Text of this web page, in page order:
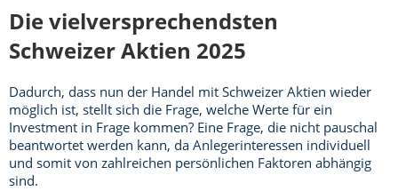
Die vielversprechendsten
Schweizer Aktien 2025
Dadurch, dass nun der Handel mit Schweizer Aktien wieder
möglich ist, stellt sich die Frage, welche Werte für ein
Investment in Frage kommen? Eine Frage, die nicht pauschal
beantwortet werden kann, da Anlegerinteressen individuell
und somit von zahlreichen persönlichen Faktoren abhängig
sind.